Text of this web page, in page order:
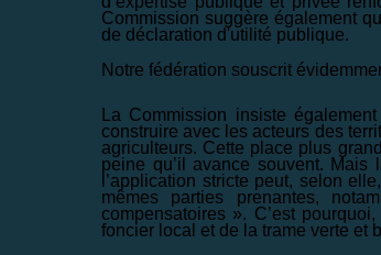
Commission suggère également
de déclaration d'utilité publique.
Notre fédération souscrit
La Commission insiste
construire avec les acteurs des
agriculteurs. Cette place plus
peine qu’il avance souvent.
l’application stricte peut, selon
mêmes parties prenantes,
compensatoires ». C’est
foncier local et de la trame verte et